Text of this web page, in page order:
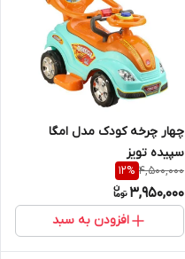
چهار چرخه کودک مدل امگا
سپیده تویز
4,500,000
12%
3,950,000
افزودن به سبد